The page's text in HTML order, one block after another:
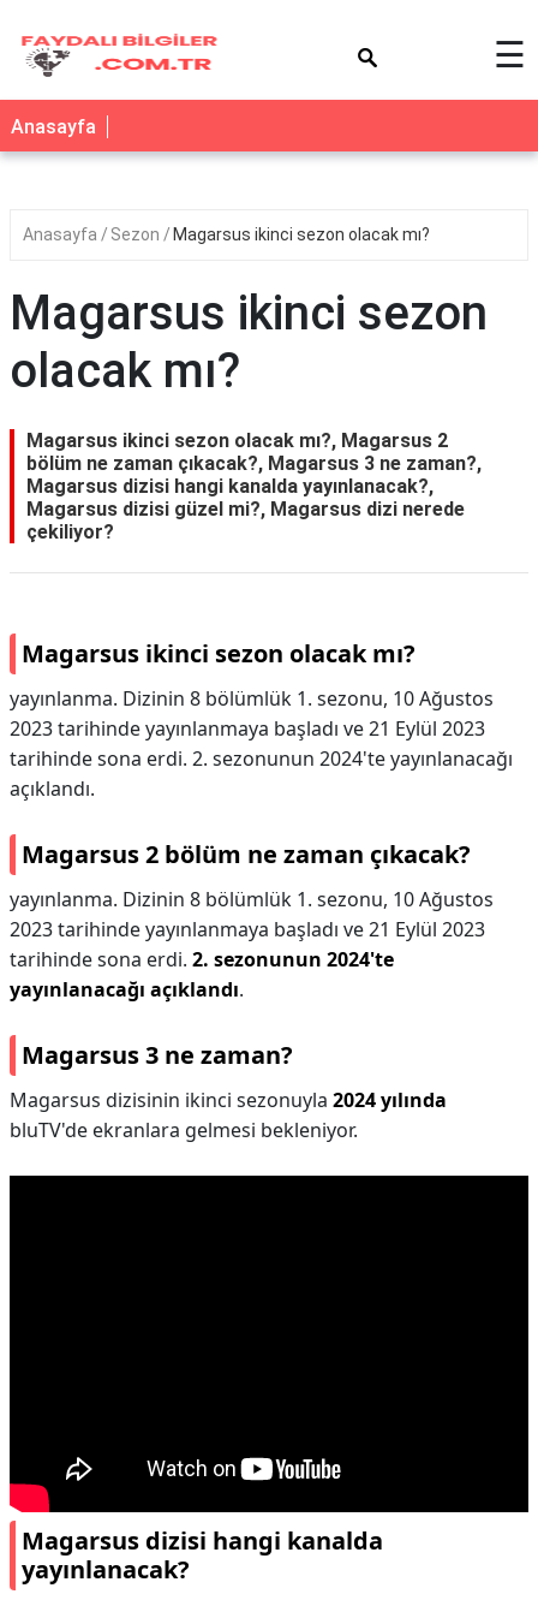
☰
Anasayfa
Anasayfa Sezon Magarsus ikinci sezon olacak mı?
Magarsus ikinci sezon
olacak mı?
Magarsus ikinci sezon olacak mı?, Magarsus 2
bölüm ne zaman çıkacak?, Magarsus 3 ne zaman?,
Magarsus dizisi hangi kanalda yayınlanacak?,
Magarsus dizisi güzel mi?, Magarsus dizi nerede
çekiliyor?
Magarsus ikinci sezon olacak mı?
yayınlanma. Dizinin 8 bölümlük 1. sezonu, 10 Ağustos
2023 tarihinde yayınlanmaya başladı ve 21 Eylül 2023
tarihinde sona erdi. 2. sezonunun 2024'te yayınlanacağı
açıklandı.
Magarsus 2 bölüm ne zaman çıkacak?
yayınlanma. Dizinin 8 bölümlük 1. sezonu, 10 Ağustos
2023 tarihinde yayınlanmaya başladı ve 21 Eylül 2023
tarihinde sona erdi. 2. sezonunun 2024'te
yayınlanacağı açıklandı.
Magarsus 3 ne zaman?
Magarsus dizisinin ikinci sezonuyla 2024 yılında
bluTV'de ekranlara gelmesi bekleniyor.
Magarsus dizisi hangi kanalda
yayınlanacak?